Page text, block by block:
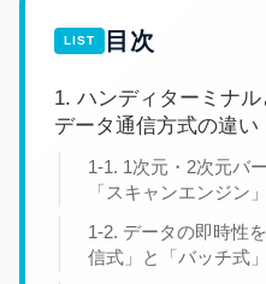
目次
1. ハンディターミナ
データ通信方式の違い
1-1. 1次元・2次元バ
「スキャンエンジン
1-2. データの即時性
信式」と「バッチ式